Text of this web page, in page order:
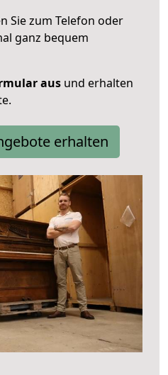
Sie zum Telefon oder
ganz bequem
aus und erhalten
erhalten